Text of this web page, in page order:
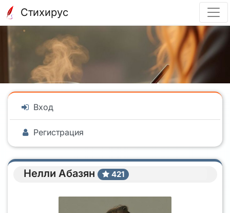
Стихирус
Вход
Регистрация
Нелли Абазян 421